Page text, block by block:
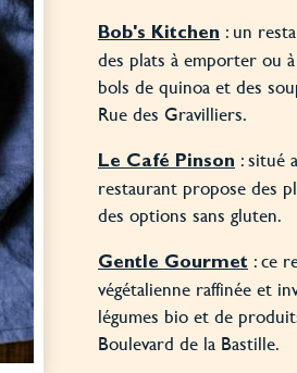
Bob's Kitchen : un
des plats à emporter ou
bols de quinoa et des
Rue des Gravilliers.
Le Café Pinson : situé
restaurant propose des
des options sans gluten.
Gentle Gourmet : ce
végétalienne raffinée et
légumes bio et de
Boulevard de la Bastille.